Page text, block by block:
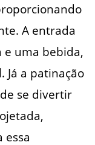
A entrada
e uma bebida,
Já a patinação
se divertir
essa